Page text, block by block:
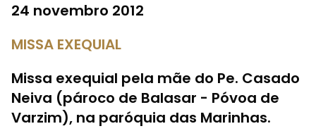
24 novembro 2012
MISSA EXEQUIAL
Missa exequial pela mãe do Pe. Casado
Neiva (pároco de Balasar - Póvoa de
Varzim), na paróquia das Marinhas.